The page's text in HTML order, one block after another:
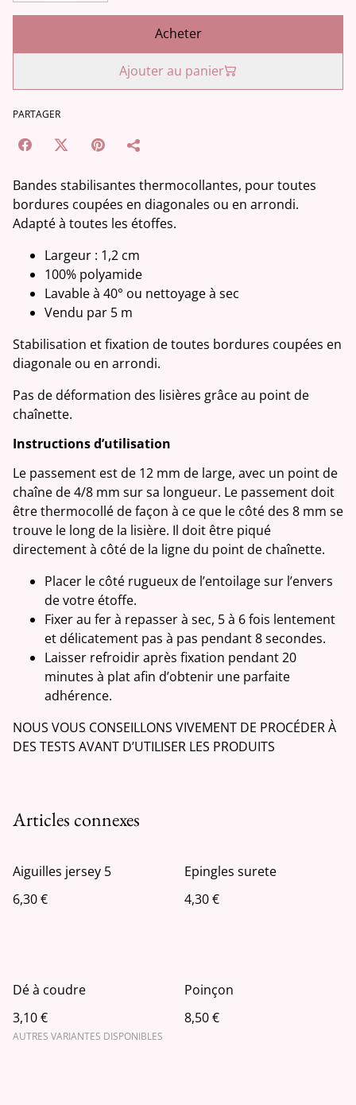
Acheter
Ajouter au panier
PARTAGER
Bandes stabilisantes thermocollantes, pour toutes
bordures coupées en diagonales ou en arrondi.
Adapté à toutes les étoffes.
Largeur : 1,2 cm
100% polyamide
Lavable à 40° ou nettoyage à sec
Vendu par 5 m
Stabilisation et fixation de toutes bordures coupées en
diagonale ou en arrondi.
Pas de déformation des lisières grâce au point de
chaînette.
Instructions d’utilisation
Le passement est de 12 mm de large, avec un point de
chaîne de 4/8 mm sur sa longueur. Le passement doit
être thermocollé de façon à ce que le côté des 8 mm se
trouve le long de la lisière. Il doit être piqué
directement à côté de la ligne du point de chaînette.
Placer le côté rugueux de l’entoilage sur l’envers
de votre étoffe.
Fixer au fer à repasser à sec, 5 à 6 fois lentement
et délicatement pas à pas pendant 8 secondes.
Laisser refroidir après fixation pendant 20
minutes à plat afin d’obtenir une parfaite
adhérence.
NOUS VOUS CONSEILLONS VIVEMENT DE PROCÉDER À
DES TESTS AVANT D’UTILISER LES PRODUITS
Articles connexes
Aiguilles jersey 5
6,30 €
Epingles surete
4,30 €
Dé à coudre
3,10 €
AUTRES VARIANTES DISPONIBLES
Poinçon
8,50 €